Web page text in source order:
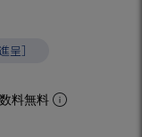
呈］
料無料